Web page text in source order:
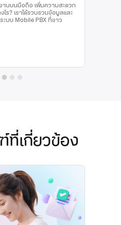
านบนมือถือ เพิ่มความสะดวก
ร? เราได้รวบรวมข้อมูลและ
ะบบ Mobile PBX ที่ชาว
เกี่ยวข้อง